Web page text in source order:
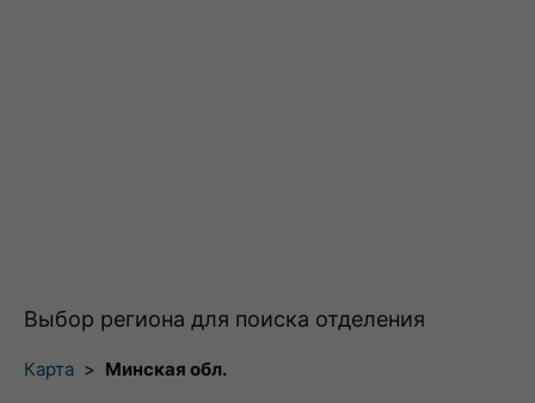
Выбор региона для поиска отделения
Карта > Минская обл.